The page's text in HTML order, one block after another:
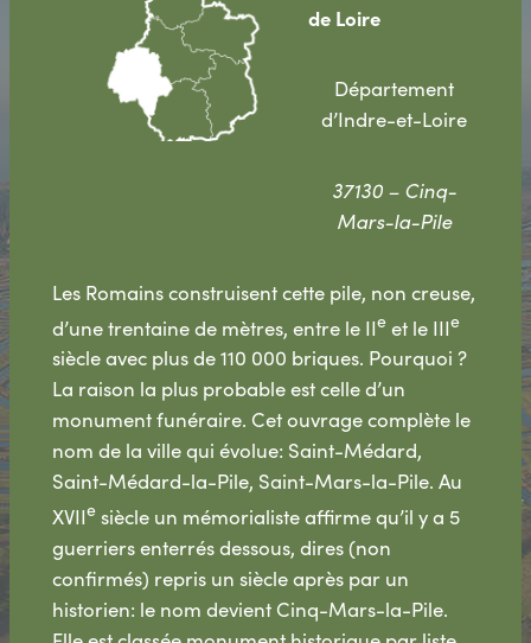
de Loire
Département
d’Indre-et-Loire
37130 – Cinq-
Mars-la-Pile
Les Romains construisent cette pile, non creuse,
d’une trentaine de mètres, entre le IIeet le IIIe
siècle avec plus de 110 000 briques. Pourquoi ?
La raison la plus probable est celle d’un
monument funéraire. Cet ouvrage complète le
nom de la ville qui évolue: Saint-Médard,
Saint-Médard-la-Pile, Saint-Mars-la-Pile. Au
XVIIesiècle un mémorialiste affirme qu’il y a 5
guerriers enterrés dessous, dires (non
confirmés) repris un siècle après par un
historien: le nom devient Cinq-Mars-la-Pile.